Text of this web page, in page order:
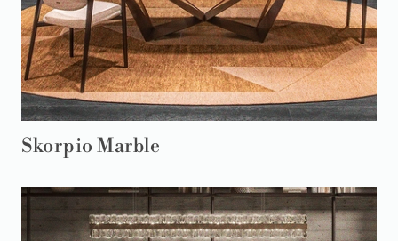
Skorpio Marble